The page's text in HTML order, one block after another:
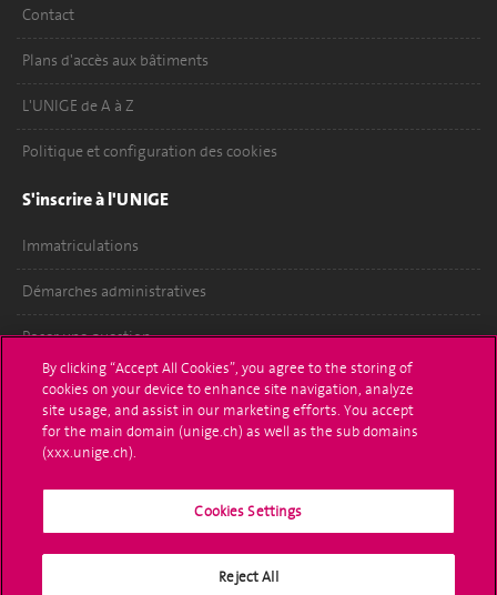
Contact
Plans d'accès aux bâtiments
L'UNIGE de A à Z
Politique et configuration des cookies
S'inscrire à l'UNIGE
Immatriculations
Démarches administratives
Poser une question
L'UNIGE vous informe
UNIGE Mobile
By clicking “Accept All Cookies”, you agree to the storing of
cookies on your device to enhance site navigation, analyze
site usage, and assist in our marketing efforts. You accept
for the main domain (unige.ch) as well as the sub domains
(xxx.unige.ch).
Cookies Settings
Reject All